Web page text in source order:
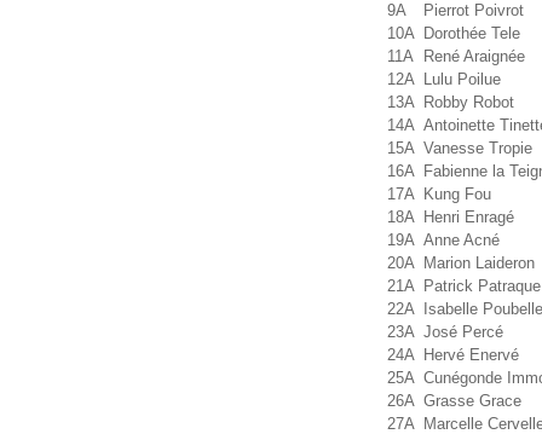
9A
Pierrot Poivrot
10A
Dorothée Tele
11A
René Araignée
12A
Lulu Poilue
13A
Robby Robot
14A Antoinette
15A Vanesse Tropie
16A
Fabienne la
17A
Kung Fou
18A
Henri Enragé
19A Anne Acné
20A
Marion Laideron
21A
Patrick Patraque
22A
Isabelle Poubelle
23A José Percé
24A
Hervé Enervé
25A Cunégonde
26A Grasse Grace
27A
Marcelle